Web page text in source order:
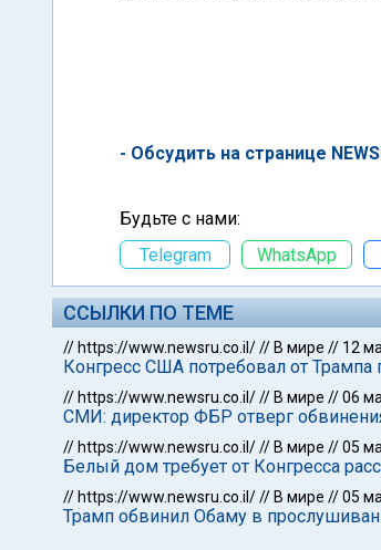
- Обсудить на странице
Будьте с нами:
Telegram
WhatsApp
ССЫЛКИ ПО ТЕМЕ
// https://www.newsru.co.il/// В мире // 12
Конгресс США потребовал от
// https://www.newsru.co.il/// В мире //06
СМИ: директор ФБР отверг
// https://www.newsru.co.il/// В мире //05
Белый дом требует от Конгресса
// https://www.newsru.co.il/// В мире //05
Трамп обвинил Обаму в